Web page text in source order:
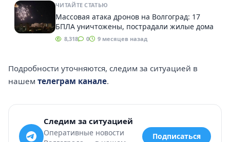
ЧИТАЙТЕ СТАТЬЮ
Массовая атака дронов на Волгоград: 17
БПЛА уничтожены, пострадали жилые дома
8,318 0 9 месяцев назад
Подробности уточняются, следим за ситуацией в
нашем телеграм канале.
Следим за ситуацией
Оперативные новости
Подписаться